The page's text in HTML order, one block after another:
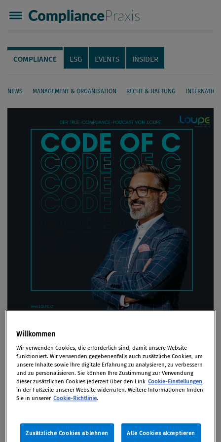
Compliance Praxis
Servicenavigation
Navigation
COMPLIANCE ESG EVENTS INSIDER
NEWS MANAGEMENT & ORGANISATION RECHT & HAFTUNG
Code of C – der True-
Compliance-Podcast von
.LOUPE
Willkommen
Wir verwenden Cookies, die erforderlich sind, damit unsere Website
funktioniert. Wir verwenden gegebenenfalls auch zusätzliche Cookies, um
unsere Inhalte sowie Ihre digitale Erfahrung zu analysieren, zu verbessern
und zu personalisieren. Sie können Ihre Zustimmung zur Verwendung
dieser zusätzlichen Cookies jederzeit über den Link Cookie-Einstellungen
in der Fußzeile unserer Website widerrufen. Weitere Informationen finden
Sie in unserer Cookie-Richtlinie.
Zusätzliche Cookies ablehnen Alle Cookies akzeptieren